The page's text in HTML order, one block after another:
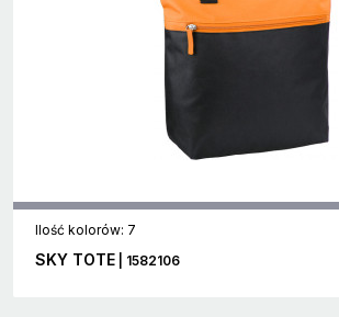
Ilość kolorów: 7
SKY TOTE | 1582106